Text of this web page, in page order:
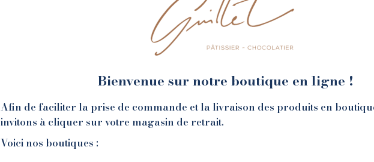
Bienvenue sur notre boutique en ligne !
Afin de faciliter la prise de commande et la livraison des produits en
invitons à cliquer sur votre magasin de retrait.
Voici nos boutiques :